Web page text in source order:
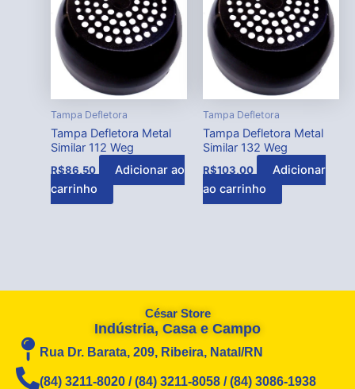
Tampa Defletora
Tampa Defletora Metal
Similar 112 Weg
R$86,50
Adicionar ao
carrinho
Tampa Defletora
Tampa Defletora Metal
Similar 132 Weg
R$103,00
Adicionar
ao carrinho
César Store
Indústria, Casa e Campo
Rua Dr. Barata, 209, Ribeira, Natal/RN
(84) 3211-8020 / (84) 3211-8058 / (84) 3086-1938